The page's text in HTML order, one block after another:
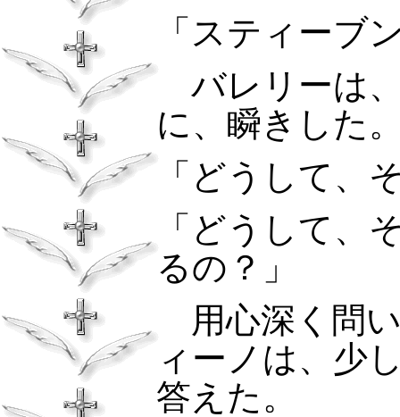
「スティーブ
バレリーは
に、瞬きした
「どうして、
「どうして、
るの？」
用心深く問
ィーノは、少
答えた。